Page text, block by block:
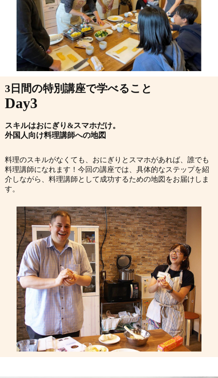
3日間の特別講座で学べること
Day3
スキルはおにぎり&スマホだけ。
外国人向け料理講師への地図
料理のスキルがなくても、おにぎりとスマホがあれば、誰でも
料理講師になれます！今回の講座では、具体的なステップを紹
介しながら、料理講師として成功するための地図をお届けしま
す。